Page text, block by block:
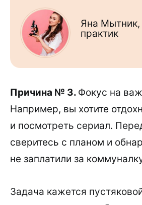
Яна Мытник,
практик
Причина № 3. Фокус на
Например, вы хотите
и посмотреть сериал.
сверитесь с планом и
не заплатили за
Задача кажется